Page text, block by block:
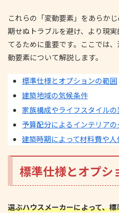
これらの「変動要素」をあらか
期せぬトラブルを避け、より現
てるために重要です。ここでは
動要素について解説します。
標準仕様とオプションの範囲
建築地域の気候条件
家族構成やライフスタイルの
予算配分によるインテリアの
建築時期によって材料費や人
標準仕様とオプシ
選ぶハウスメーカーによって、